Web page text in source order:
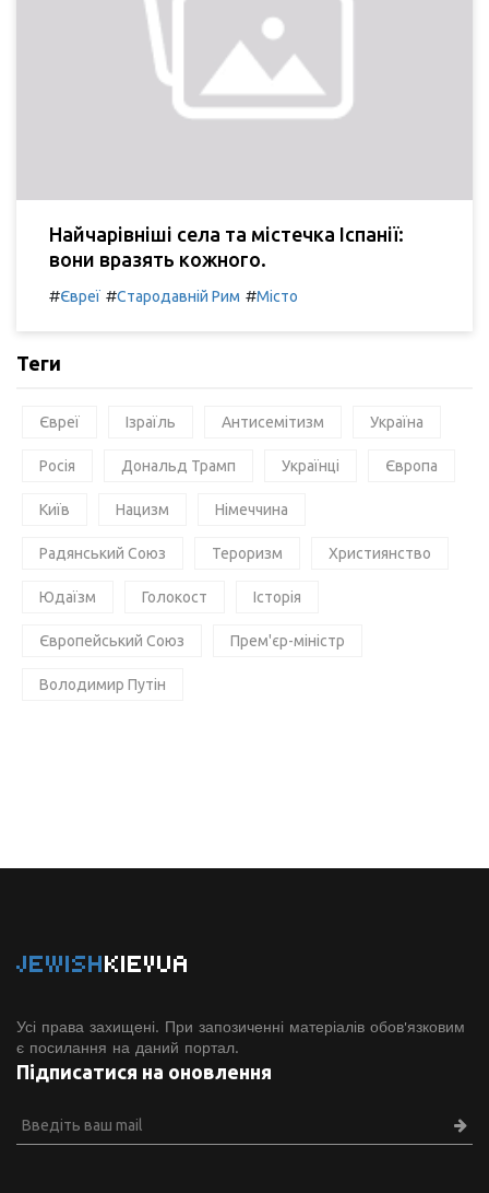
Найчарівніші села та містечка Іспанії:
вони вразять кожного.
#Євреї #Стародавній Рим #Місто
Теги
Євреї Ізраїль Антисемітизм Україна
Росія Дональд Трамп Українці Європа
Київ Нацизм Німеччина
Радянський Союз Тероризм Християнство
Юдаїзм Голокост Історія
Європейський Союз Прем'єр-міністр
Володимир Путін
JEWISHKIEVUA
Усі права захищені. При запозиченні матеріалів обов'язковим
є посилання на даний портал.
Підписатися на оновлення